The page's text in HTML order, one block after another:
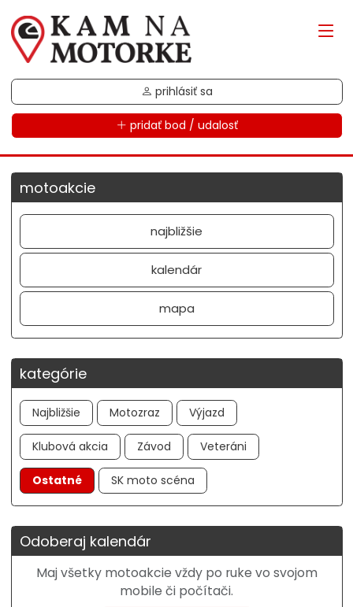
prihlásiť sa
pridať bod / udalosť
motoakcie
najbližšie
kalendár
mapa
kategórie
Najbližšie Motozraz Výjazd
Klubová akcia Závod Veteráni
Ostatné SK moto scéna
Odoberaj kalendár
Maj všetky motoakcie vždy po ruke vo svojom
mobile či počítači.